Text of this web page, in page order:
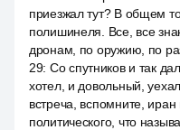
приезжал тут? В общем
полишинеля. Все, все
дронам, по оружию, по
29: Со спутников и так
хотел, и довольный,
встреча, вспомните,
политического, что